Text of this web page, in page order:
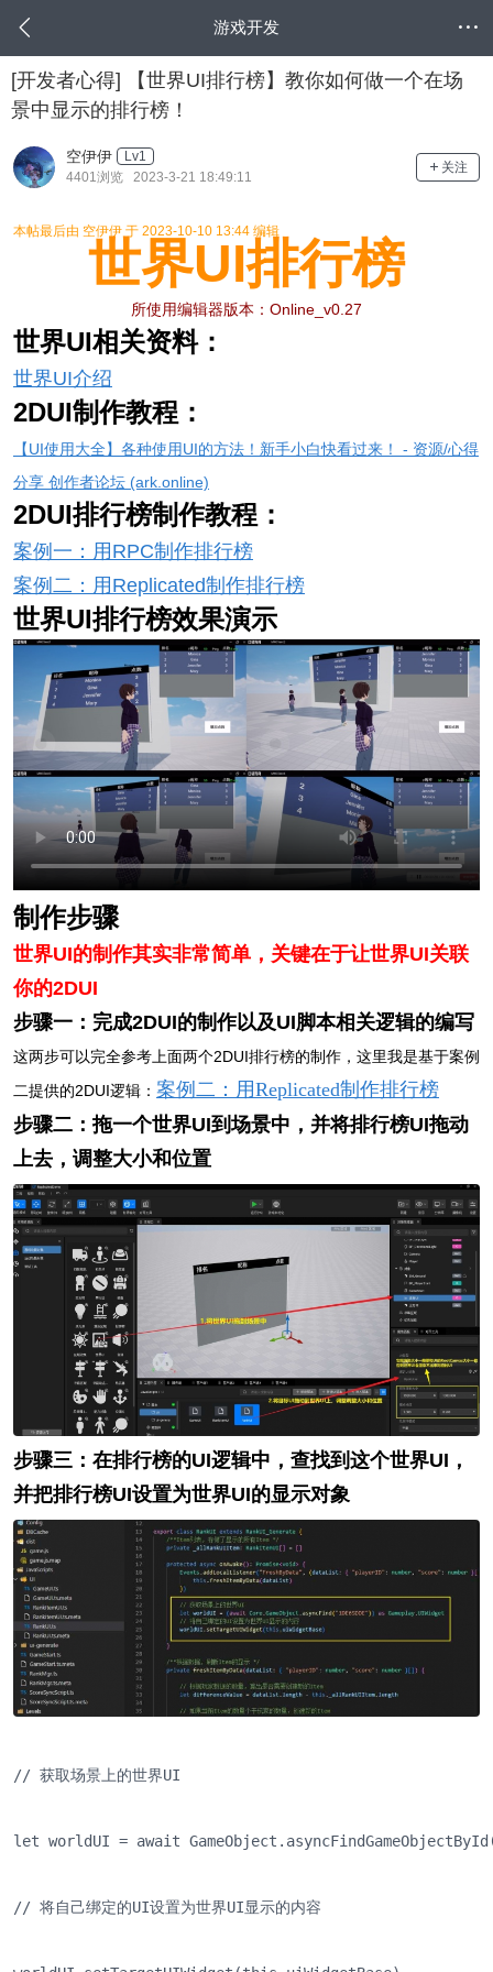
游戏开发
[开发者心得] 【世界UI排行榜】教你如何做一个在场
景中显示的排行榜！
空伊伊
Lv1
4401浏览 2023-3-21 18:49:11
关注
本帖最后由 空伊伊 于 2023-10-10 13:44 编辑
世界UI排行榜
所使用编辑器版本：Online_v0.27
世界UI相关资料：
世界UI介绍
2DUI制作教程：
【UI使用大全】各种使用UI的方法！新手小白快看过来！ - 资源/心得
分享 创作者论坛 (ark.online)
2DUI排行榜制作教程：
案例一：用RPC制作排行榜
案例二：用Replicated制作排行榜
世界UI排行榜效果演示
制作步骤
世界UI的制作其实非常简单，关键在于让世界UI关联
你的2DUI
步骤一：完成2DUI的制作以及UI脚本相关逻辑的编写
这两步可以完全参考上面两个2DUI排行榜的制作，这里我是基于案例
二提供的2DUI逻辑： 案例二：用Replicated制作排行榜
步骤二：拖一个世界UI到场景中，并将排行榜UI拖动
上去，调整大小和位置
步骤三：在排行榜的UI逻辑中，查找到这个世界UI，
并把排行榜UI设置为世界UI的显示对象
// 获取场景上的世界UI
let worldUI = await
// 将自己绑定的UI设置为世界UI显示的内容